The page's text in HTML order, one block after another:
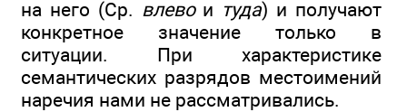
на него (Ср. влевои туда) и получают
конкретное значение только в
ситуации. При характеристике
семантических разрядов местоимений
наречия нами не рассматривались.